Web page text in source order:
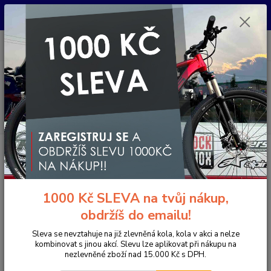
Pro nachystání kola / doplňků na prodejně si prosím zavolejte dopředu.
Menu
CZK
Hledat
+420 733 792 733
PO-PÁ 10:00-17:00 | SO: 9:00-12:00
Úvod Komponenty na kolo Gripy a omotávky
Gripy klasické / MTB
ERGON GRIPY GA2
ERGON GRIPY GA2
1000 Kč SLEVA na tvůj nákup,
obdržíš do emailu!
Sleva se nevztahuje na již zlevněná kola, kola v akci a nelze
kombinovat s jinou akcí. Slevu lze aplikovat při nákupu na
nezlevněné zboží nad 15.000 Kč s DPH.